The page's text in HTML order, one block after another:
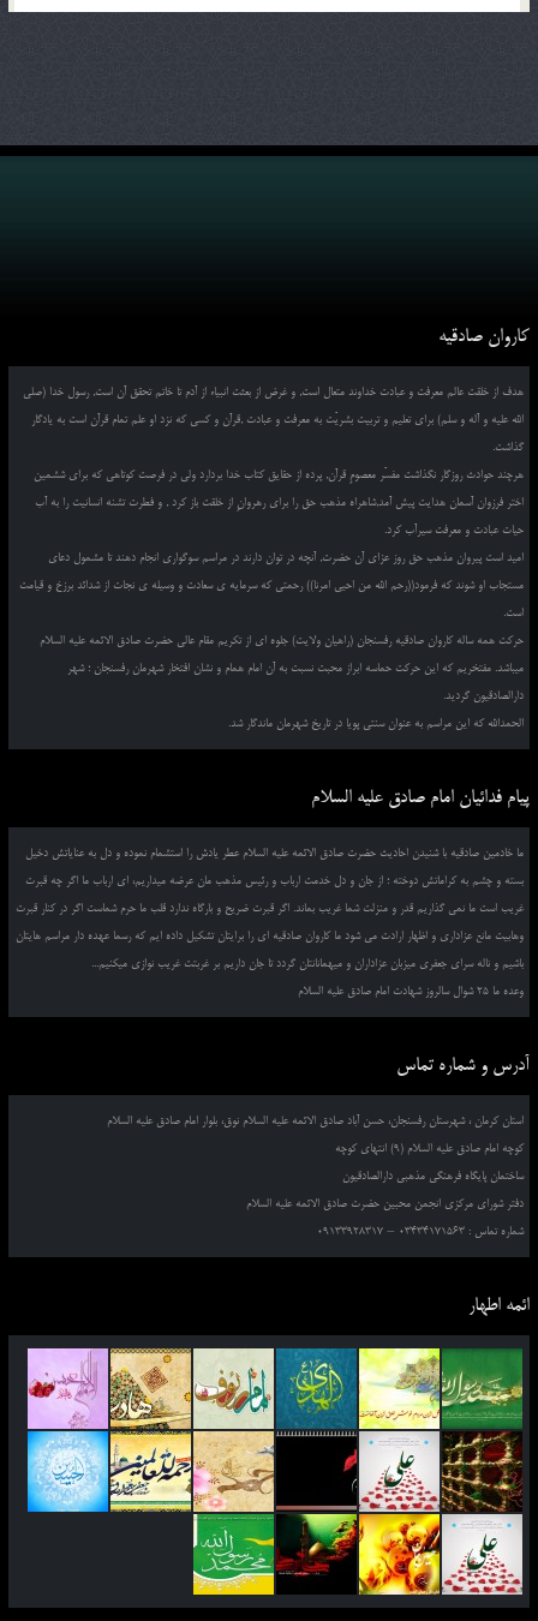
کاروان صادقیه
هدف از خلقت عالم معرفت و عبادت خداوند متعال است, و غرض از بعثت انبیاء از آدم تا خاتم تحقق آن است, رسول خدا (صلی
الله علیه و آله و سلم) برای تعلیم و تربیت بشریّت به معرفت و عبادت ,قرآن و کسی که نزد او علم تمام قرآن است به یادگار
گذاشت.
هرچند حوادث روزگار نگذاشت مفسّر معصومِ قرآن, پرده از حقایق کتاب خدا بردارد ولی در فرصت کوتاهی که برای ششمین
اختر فرزوان آسمان هدایت پیش آمد,شاهراه مذهب حق را برای رهروانِ از خلقت باز کرد , و فطرت تشنه انسانیت را به آب
حیات عبادت و معرفت سیرآب کرد.
امید است پیروان مذهب حق روز عزای آن حضرت, آنچه در توان دارند در مراسم سوگواری انجام دهند تا مشمول دعای
مستجاب او شوند که فرمود((رحم الله من احیی امرنا)) رحمتی که سرمایه ی سعادت و وسیله ی نجات از شدائد برزخ و قیامت
است.
حرکت همه ساله کاروان صادقیه رفسنجان (راهیان ولایت) جلوه ای از تکریم مقام عالی حضرت صادق الائمه علیه السلام
میباشد. مفتخریم که این حرکت حماسه ابراز محبت نسبت به آن امام همام و نشان افتخار شهرمان رفسنجان ؛ شهر
دارالصادقیون گردید.
الحمدالله که این مراسم به عنوان سنتی پویا در تاریخ شهرمان ماندگار شد.
پیام فدائیان امام صادق علیه السلام
ما خادمین صادقیه با شنیدن احادیث حضرت صادق الائمه علیه السلام عطر یادش را استشمام نموده و دل به عنایاتش دخیل
بسته و چشم به کراماتش دوخته ؛ از جان و دل خدمت ارباب و رئیس مذهب مان عرضه میداریم، ای ارباب ما اگر چه قبرت
غریب است ما نمی گذاریم قدر و منزلت شما غریب بماند. اگر قبرت ضریح و بارگاه ندارد قلب ما حرم شماست اگر در کنار قبرت
وهابیت مانع عزاداری و اظهار ارادت می شود ما کاروان صادقیه ای را برایتان تشکیل داده ایم که رسما عهده دار مراسم هایتان
باشیم و ناله سرای جعفری میزبان عزاداران و میهمانانتان گردد تا جان داریم بر غربتت غریب نوازی میکنیم...
وعده ما 25 شوال سالروز شهادت امام صادق علیه السلام
آدرس و شماره تماس
استان کرمان ، شهرستان رفسنجان، حسن آباد صادق الائمه علیه السلام نوق، بلوار امام صادق علیه السلام
کوچه امام صادق علیه السلام (9) انتهای کوچه
ساختمان پایگاه فرهنگی مذهبی دارالصادقیون
دفتر شورای مرکزی انجمن محبین حضرت صادق الائمه علیه السلام
شماره تماس : 03434171563 – 09133928317
ائمه اطهار